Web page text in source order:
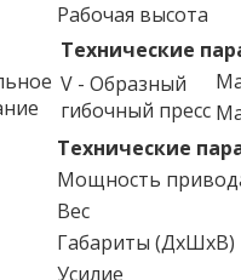
Рабочая высота
Технические
V - Образный
гибочный пресс
Технические
Мощность
Вес
Габариты (ДxШxВ)
Усилие